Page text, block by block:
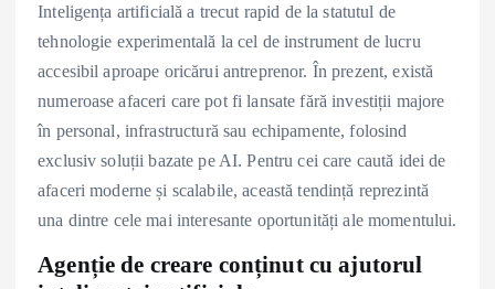
Inteligența artificială a trecut rapid de la statutul de
tehnologie experimentală la cel de instrument de lucru
accesibil aproape oricărui antreprenor. În prezent, există
numeroase afaceri care pot fi lansate fără investiții majore
în personal, infrastructură sau echipamente, folosind
exclusiv soluții bazate pe AI. Pentru cei care caută idei de
afaceri moderne și scalabile, această tendință reprezintă
una dintre cele mai interesante oportunități ale momentului.
Agenție de creare conținut cu ajutorul